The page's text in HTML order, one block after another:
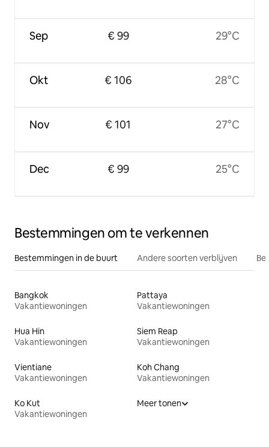
Sep
Okt
Nov
Dec
€ 99
€ 106
€ 101
€ 99
29°C
28°C
27°C
25°C
Bestemmingen om te verkennen
Bestemmingen in de buurt Andere soorten verblijven
Bangkok
Vakantiewoningen
Pattaya
Vakantiewoningen
Hua Hin
Vakantiewoningen
Siem Reap
Vakantiewoningen
Vientiane
Vakantiewoningen
Koh Chang
Vakantiewoningen
Ko Kut
Vakantiewoningen
Meer tonen